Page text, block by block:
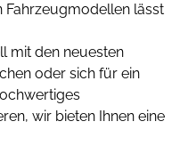
Fahrzeugmodellen lässt
mit den neuesten
oder sich für ein
wir bieten Ihnen eine